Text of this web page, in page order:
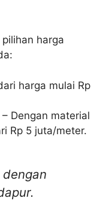
harga
harga mulai Rp
– Dengan material
Rp 5 juta/meter.